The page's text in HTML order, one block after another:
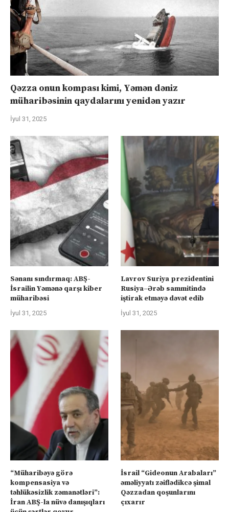
Qəzza onun kompası kimi, Yəmən dəniz
müharibəsinin qaydalarını yenidən yazır
İyul 31, 2025
Sənanı sındırmaq: ABŞ-
İsrailin Yəmənə qarşı kiber
müharibəsi
İyul 31, 2025
Lavrov Suriya prezidentini
Rusiya–Ərəb sammitində
iştirak etməyə dəvət edib
İyul 31, 2025
“Müharibəyə görə
kompensasiya və
təhlükəsizlik zəmanətləri”:
İran ABŞ-la nüvə danışıqları
İsrail “Gideonun Arabaları”
əməliyyatı zəiflədikcə şimal
Qəzzadan qoşunlarını
çıxarır